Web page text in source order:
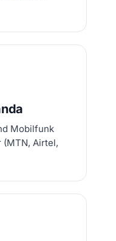
Mobilfunk
(MTN, Airtel,